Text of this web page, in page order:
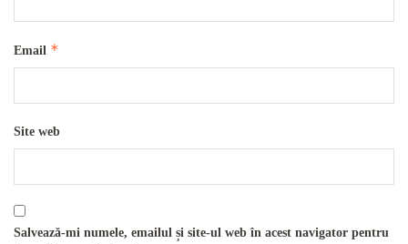
Email *
Site web
Salvează-mi numele, emailul și site-ul web în acest navigator pentru